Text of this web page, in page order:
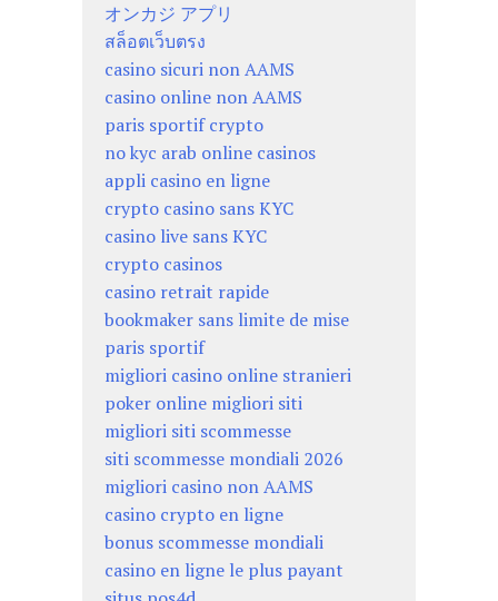
オンカジ アプリ
สล็อตเว็บตรง
casino sicuri non AAMS
casino online non AAMS
paris sportif crypto
no kyc arab online casinos
appli casino en ligne
crypto casino sans KYC
casino live sans KYC
crypto casinos
casino retrait rapide
bookmaker sans limite de mise
paris sportif
migliori casino online stranieri
poker online migliori siti
migliori siti scommesse
siti scommesse mondiali 2026
migliori casino non AAMS
casino crypto en ligne
bonus scommesse mondiali
casino en ligne le plus payant